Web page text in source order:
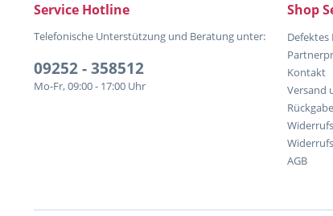
Service Hotline
Telefonische Unterstützung und Beratung unter:
09252 - 358512
Mo-Fr, 09:00 - 17:00 Uhr
Shop
Kontakt
Versand
Rückgabe
AGB